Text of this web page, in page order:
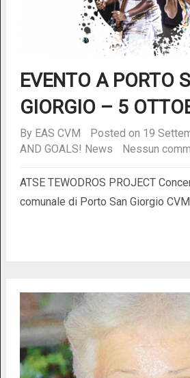
EVENTO A PORTO
GIORGIO – 5
By EAS CVM Posted on 19
AND GOALS! News Nessun
ATSE TEWODROS PROJECT
comunale di Porto San Giorgio